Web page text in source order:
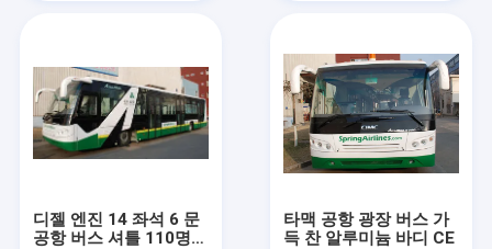
디젤 엔진 14 좌석 6 문
공항 버스 셔틀 110명의
타맥 공항 광장 버스 가
득 찬 알루미늄 바디 CE